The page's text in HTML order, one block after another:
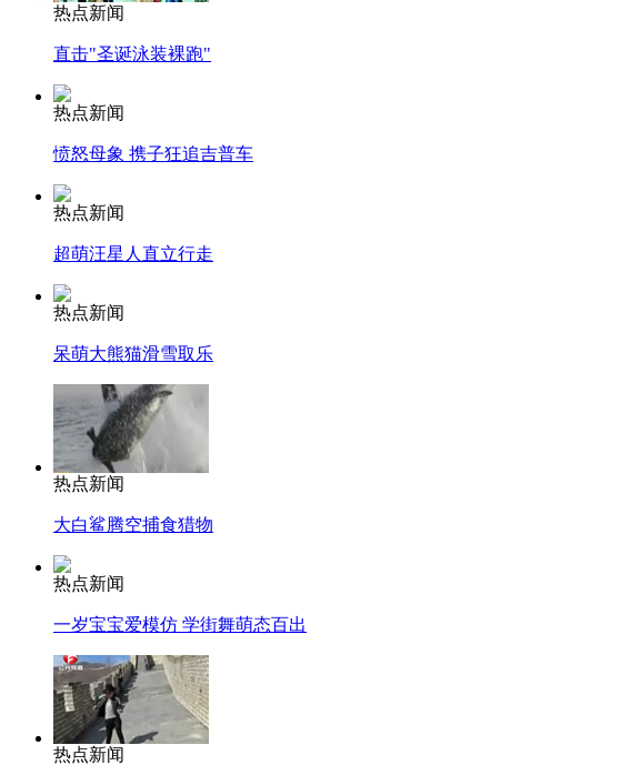
热点新闻
直击"圣诞泳装裸跑"
热点新闻
愤怒母象 携子狂追吉普车
热点新闻
超萌汪星人直立行走
热点新闻
呆萌大熊猫滑雪取乐
热点新闻
大白鲨腾空捕食猎物
热点新闻
一岁宝宝爱模仿 学街舞萌态百出
热点新闻